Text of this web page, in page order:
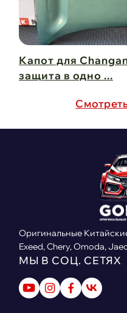
Капот для
защита в одно ...
Оригинальные
Exeed, Chery, Omoda,
МЫ В СОЦ. СЕТЯХ